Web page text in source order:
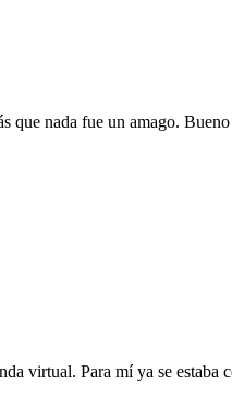
nada fue un amago. Bueno
virtual. Para mí ya se estaba